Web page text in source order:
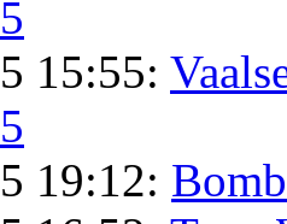
15:55:
19:12: